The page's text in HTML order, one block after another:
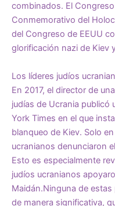
combinados. El
Conmemorativo del
del Congreso de EEUU
glorificación nazi de Kiev
Los líderes judíos
En 2017, el director de
judías de Ucrania publicó
York Times en el que
blanqueo de Kiev. Solo
ucranianos denunciaron
Esto es especialmente
judíos ucranianos
Maidán.Ninguna de
de manera significativa,